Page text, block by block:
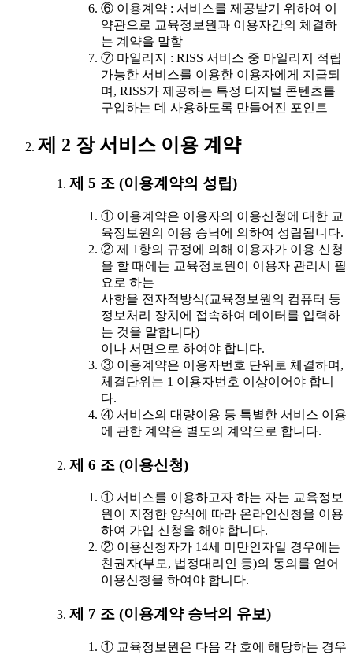
⑥ 이용계약 : 서비스를 제공받기 위하여 이
약관으로 교육정보원과 이용자간의 체결하
는 계약을 말함
⑦ 마일리지 : RISS 서비스 중 마일리지 적립
가능한 서비스를 이용한 이용자에게 지급되
며, RISS가 제공하는 특정 디지털 콘텐츠를
구입하는 데 사용하도록 만들어진 포인트
제 2 장 서비스 이용 계약
제 5 조 (이용계약의 성립)
① 이용계약은 이용자의 이용신청에 대한 교
육정보원의 이용 승낙에 의하여 성립됩니다.
② 제 1항의 규정에 의해 이용자가 이용 신청
을 할 때에는 교육정보원이 이용자 관리시 필
요로 하는
사항을 전자적방식(교육정보원의 컴퓨터 등
정보처리 장치에 접속하여 데이터를 입력하
는 것을 말합니다)
이나 서면으로 하여야 합니다.
③ 이용계약은 이용자번호 단위로 체결하며,
체결단위는 1 이용자번호 이상이어야 합니
다.
④ 서비스의 대량이용 등 특별한 서비스 이용
에 관한 계약은 별도의 계약으로 합니다.
제 6 조 (이용신청)
① 서비스를 이용하고자 하는 자는 교육정보
원이 지정한 양식에 따라 온라인신청을 이용
하여 가입 신청을 해야 합니다.
② 이용신청자가 14세 미만인자일 경우에는
친권자(부모, 법정대리인 등)의 동의를 얻어
이용신청을 하여야 합니다.
제 7 조 (이용계약 승낙의 유보)
① 교육정보원은 다음 각 호에 해당하는 경우